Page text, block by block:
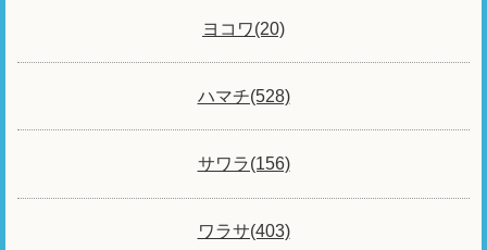
ヨコワ(20)
ハマチ(528)
サワラ(156)
ワラサ(403)